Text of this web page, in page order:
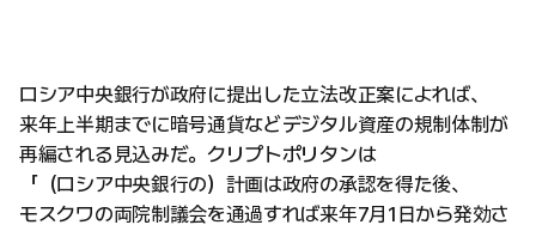
ロシア中央銀行が政府に提出した立法改正案によれば、
来年上半期までに暗号通貨などデジタル資産の規制体制が
再編される見込みだ。クリプトポリタンは
「（ロシア中央銀行の）計画は政府の承認を得た後、
モスクワの両院制議会を通過すれば来年7月1日から発効さ